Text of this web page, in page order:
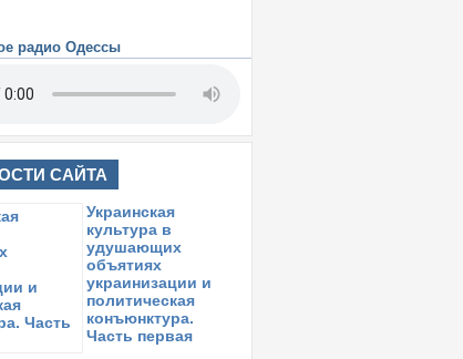
радио Одессы
САЙТА
Украинская
культура в
удушающих
объятиях
украинизации и
политическая
конъюнктура.
Часть первая